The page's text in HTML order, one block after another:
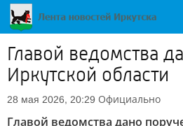
Главой ведомства
Иркутской области
28 мая 2026, 20:29 Официально
Главой ведомства дано